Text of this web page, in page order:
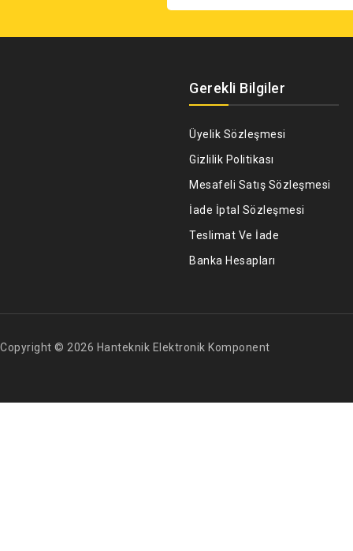
Gerekli Bilgiler
Üyelik Sözleşmesi
Gizlilik Politikası
Mesafeli Satış Sözleşmesi
İade İptal Sözleşmesi
Teslimat Ve İade
Banka Hesapları
Copyright © 2026 Hanteknik Elektronik Komponent